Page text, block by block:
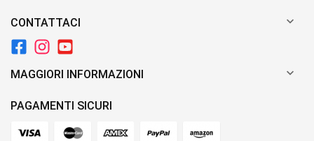
CONTATTACI 
MAGGIORI INFORMAZIONI 
PAGAMENTI SICURI